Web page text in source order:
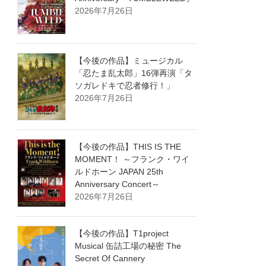
2026年7月26日
【今後の作品】ミュージカル
「忍たま乱太郎」16弾再演「タ
ソガレドキで忍者修行！」
2026年7月26日
【今後の作品】THIS IS THE
MOMENT！ ～フランク・ワイ
ルドホーン JAPAN 25th
Anniversary Concert～
2026年7月26日
【今後の作品】T1project
Musical 缶詰工場の秘密 The
Secret Of Cannery